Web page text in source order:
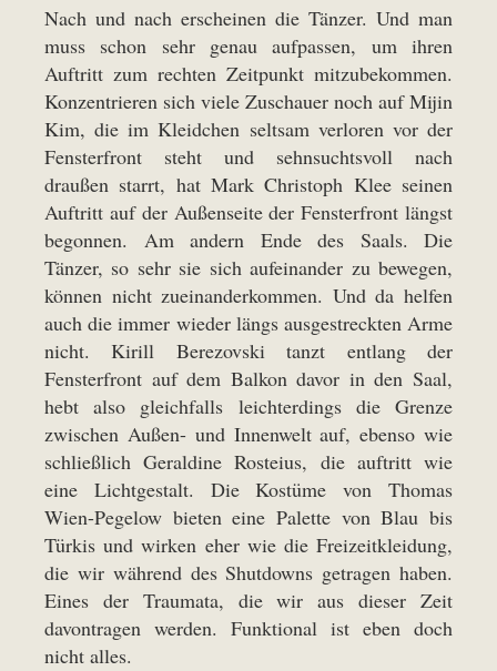
Nach und nach erscheinen die Tänzer. Und man
muss schon sehr genau aufpassen, um ihren
Auftritt zum rechten Zeitpunkt mitzubekommen.
Konzentrieren sich viele Zuschauer noch auf Mijin
Kim, die im Kleidchen seltsam verloren vor der
Fensterfront steht und sehnsuchtsvoll nach
draußen starrt, hat Mark Christoph Klee seinen
Auftritt auf der Außenseite der Fensterfront längst
begonnen. Am andern Ende des Saals. Die
Tänzer, so sehr sie sich aufeinander zu bewegen,
können nicht zueinanderkommen. Und da helfen
auch die immer wieder längs ausgestreckten Arme
nicht. Kirill Berezovski tanzt entlang der
Fensterfront auf dem Balkon davor in den Saal,
hebt also gleichfalls leichterdings die Grenze
zwischen Außen- und Innenwelt auf, ebenso wie
schließlich Geraldine Rosteius, die auftritt wie
eine Lichtgestalt. Die Kostüme von Thomas
Wien-Pegelow bieten eine Palette von Blau bis
Türkis und wirken eher wie die Freizeitkleidung,
die wir während des Shutdowns getragen haben.
Eines der Traumata, die wir aus dieser Zeit
davontragen werden. Funktional ist eben doch
nicht alles.